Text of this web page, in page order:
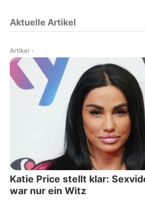
Aktuelle Artikel
Artikel -
Katie Price stellt klar:
war nur ein Witz